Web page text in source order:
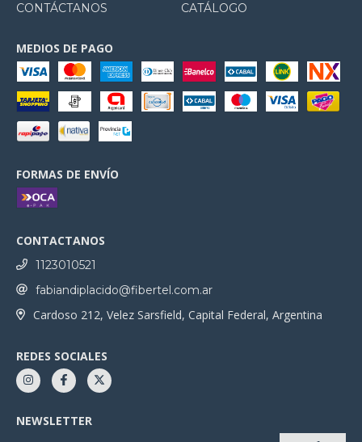
CONTÁCTANOS CATÁLOGO
MEDIOS DE PAGO
FORMAS DE ENVÍO
CONTACTANOS
1123010521
fabiandiplacido@fibertel.com.ar
Cardoso 212, Velez Sarsfield, Capital Federal, Argentina
REDES SOCIALES
NEWSLETTER